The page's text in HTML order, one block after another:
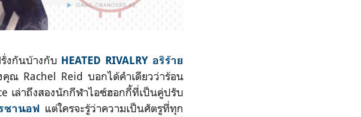
งกันบ้างกับ HEATED RIVALRY อริร้าย
คุณ Rachel Reid บอกได้คำเดียวว่าร้อน
เล่าถึงสองนักกีฬาไอซ์ฮอกกี้ที่เป็นคู่ปรับ
ซานอฟ แต่ใครจะรู้ว่าความเป็นศัตรูที่ทุก